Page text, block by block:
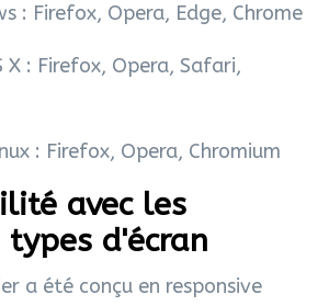
: Firefox, Opera, Edge, Chrome
X : Firefox, Opera, Safari,
: Firefox, Opera, Chromium
avec les
d'écran
a été conçu en responsive